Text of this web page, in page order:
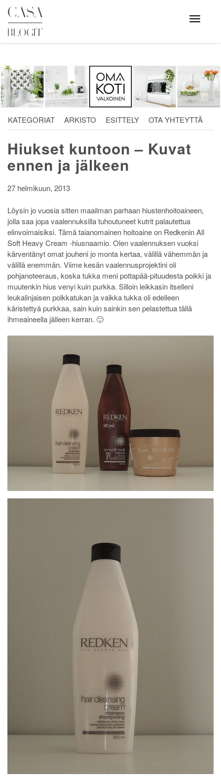
Skip
content
Avaa
valikko
KATEGORIAT ARKISTO ESITTELY OTA YHTEYTTÄ
Hiukset kuntoon – Kuvat
ennen ja jälkeen
27 helmikuun, 2013
Löysin jo vuosia sitten maailman parhaan hiustenhoitoaineen,
jolla saa jopa vaalennuksilla tuhoutuneet kutrit palautettua
elinvoimaisiksi. Tämä taianomainen hoitoaine on Redkenin All
Soft Heavy Cream -hiusnaamio. Olen vaalennuksen vuoksi
kärventänyt omat jouheni jo monta kertaa, välillä vähemmän ja
välillä enemmän. Viime kesän vaalennusprojektini oli
pohjanoteeraus, koska tukka meni pottapää-pituudesta poikki ja
muutenkin hius venyi kuin purkka. Silloin leikkasin itselleni
leukalinjaisen polkkatukan ja vaikka tukka oli edelleen
käristettyä purkkaa, sain kuin sainkin sen pelastettua tällä
ihmeaineella jälleen kerran. 🙂